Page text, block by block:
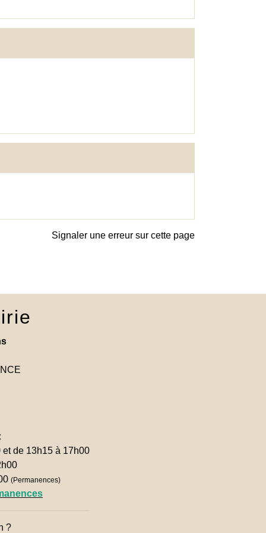
Signaler une erreur sur cette page
et de 13h15 à 17h00
(Permanences)
?